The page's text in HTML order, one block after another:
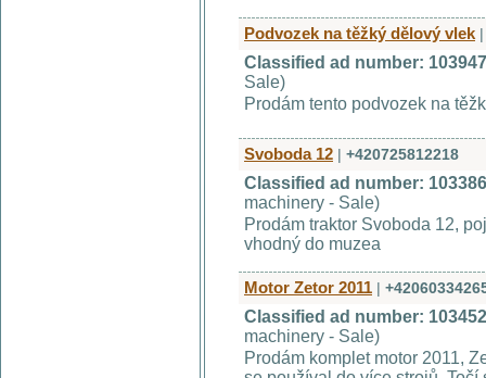
Podvozek na těžký dělový vlek |
Classified ad number:
Sale)
Prodám tento podvozek na
Svoboda 12 | +420725812218
Classified ad number:
machinery - Sale)
Prodám traktor Svoboda 12,
vhodný do muzea
Motor Zetor 2011 |
Classified ad number:
machinery - Sale)
Prodám komplet motor 2011,